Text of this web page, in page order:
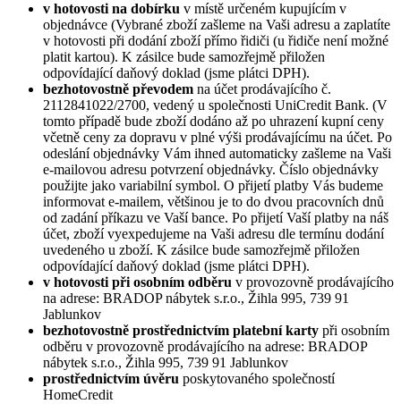
v hotovosti na dobírku v místě určeném kupujícím v
objednávce (Vybrané zboží zašleme na Vaši adresu a zaplatíte
v hotovosti při dodání zboží přímo řidiči (u řidiče není možné
platit kartou). K zásilce bude samozřejmě přiložen
odpovídající daňový doklad (jsme plátci DPH).
bezhotovostně převodem na účet prodávajícího č.
2112841022/2700, vedený u společnosti UniCredit Bank. (V
tomto případě bude zboží dodáno až po uhrazení kupní ceny
včetně ceny za dopravu v plné výši prodávajícímu na účet. Po
odeslání objednávky Vám ihned automaticky zašleme na Vaši
e-mailovou adresu potvrzení objednávky. Číslo objednávky
použijte jako variabilní symbol. O přijetí platby Vás budeme
informovat e-mailem, většinou je to do dvou pracovních dnů
od zadání příkazu ve Vaší bance. Po přijetí Vaší platby na náš
účet, zboží vyexpedujeme na Vaši adresu dle termínu dodání
uvedeného u zboží. K zásilce bude samozřejmě přiložen
odpovídající daňový doklad (jsme plátci DPH).
v hotovosti při osobním odběru v provozovně prodávajícího
na adrese: BRADOP nábytek s.r.o., Žihla 995, 739 91
Jablunkov
bezhotovostně prostřednictvím platební karty při osobním
odběru v provozovně prodávajícího na adrese: BRADOP
nábytek s.r.o., Žihla 995, 739 91 Jablunkov
prostřednictvím úvěru poskytovaného společností
HomeCredit